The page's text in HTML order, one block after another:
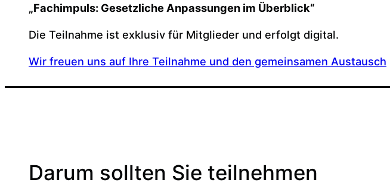
„Fachimpuls: Gesetzliche Anpassungen im Überblick“
Die Teilnahme ist exklusiv für Mitglieder und erfolgt digital.
Wir freuen uns auf Ihre Teilnahme und den gemeinsamen Austausch
Darum sollten Sie teilnehmen